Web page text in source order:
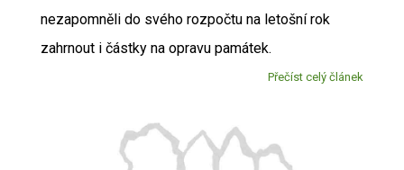
nezapomněli do svého rozpočtu na letošní rok
zahrnout i částky na opravu památek.
Přečíst celý článek